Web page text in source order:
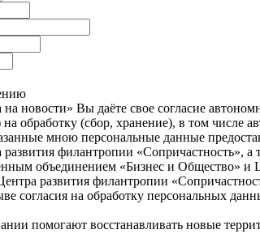
новости» Вы даёте свое согласие
на обработку (сбор, хранение), в том
мною персональные данные
развития филантропии «Сопричастность»,
объединением «Бизнес и Общество»
развития филантропии
согласия на обработку персональных
помогают восстанавливать новые